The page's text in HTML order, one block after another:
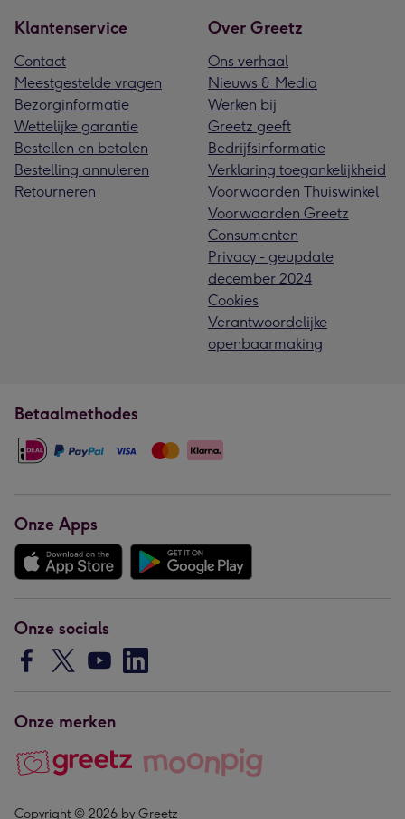
Klantenservice
Contact
Meestgestelde vragen
Bezorginformatie
Wettelijke garantie
Bestellen en betalen
Bestelling annuleren
Retourneren
Over Greetz
Ons verhaal
Nieuws & Media
Werken bij
Greetz geeft
Bedrijfsinformatie
Verklaring toegankelijkheid
Voorwaarden Thuiswinkel
Voorwaarden Greetz
Consumenten
Privacy - geupdate
december 2024
Cookies
Verantwoordelijke
openbaarmaking
Betaalmethodes
Onze Apps
Onze socials
Onze merken
Copyright © 2026 by Greetz